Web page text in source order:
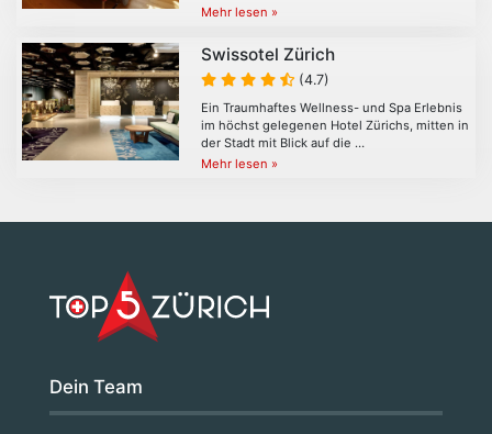
Mehr lesen »
Swissotel Zürich
(4.7)
Ein Traumhaftes Wellness- und Spa Erlebnis
im höchst gelegenen Hotel Zürichs, mitten in
der Stadt mit Blick auf die …
Mehr lesen »
Dein Team